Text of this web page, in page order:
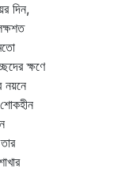
দিন,
ক্ষণে
নয়নে